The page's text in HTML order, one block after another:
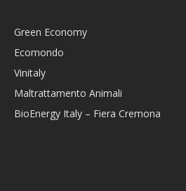
Green Economy
Ecomondo
Vinitaly
Maltrattamento Animali
BioEnergy Italy – Fiera Cremona